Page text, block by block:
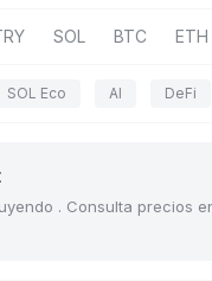
SOL BTC ETH
SOL Eco AI DeFi
. Consulta